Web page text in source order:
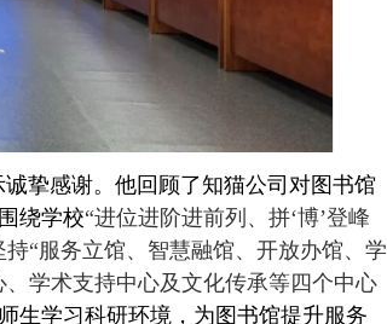
挚感谢。他回顾了知猫公司对图书馆
围绕学校“进位进阶进前列、拼‘博’登峰
“服务立馆、智慧融馆、开放办馆、学
学术支持中心及文化传承等四个中心
生学习科研环境，为图书馆提升服务